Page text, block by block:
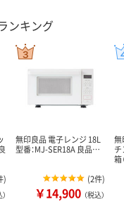
ンキング
)
無印良品 電子レンジ 18L
型番：MJ-SER18A 良品…
(2件)
￥14,900 （税込）
無
箱